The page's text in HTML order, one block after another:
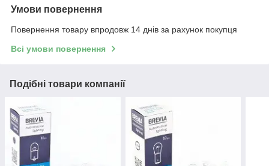
Умови повернення
Повернення товару впродовж 14 днів за рахунок покупця
Всі умови повернення
Подібні товари компанії